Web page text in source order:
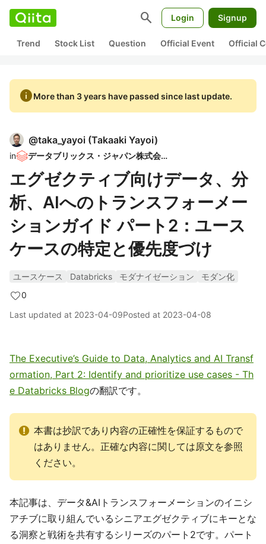
search Login Signup
Trend Stock List Question Official Event Official
infoMore than 3 years have passed since last update.
@taka_yayoi (Takaaki Yayoi)
in データブリックス・ジャパン株式会社
エグゼクティブ向けデータ、分
析、AIへのトランスフォーメー
ションガイド パート2：ユース
ケースの特定と優先度づけ
ユースケース Databricks モダナイゼーション
モダン化
0
Last updated at 2023-04-09Posted at 2023-04-08
The Executive’s Guide to Data, Analytics and AI Transf
ormation, Part 2: Identify and prioritize use cases - Th
e Databricks Blogの翻訳です。
本書は抄訳であり内容の正確性を保証するもので
はありません。正確な内容に関しては原文を参照
ください。
本記事は、データ&AIトランスフォーメーションのイニシ
アチブに取り組んでいるシニアエグゼクティブにキーとな
る洞察と戦術を共有するシリーズのパート2です。パート